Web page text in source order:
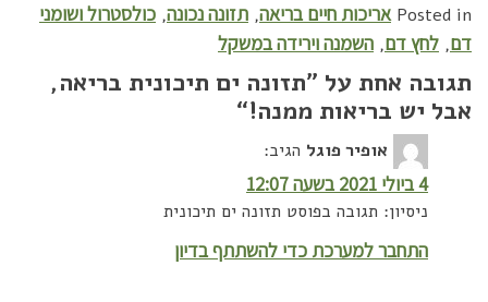
Posted in אריכות חיים בריאה, תזונה נכונה, כולסטרול ושומני
דם, לחץ דם, השמנה וירידה במשקל
תגובה אחת על ”תזונה ים תיכונית בריאה,
אבל יש בריאות ממנה!“
אופיר פוגל הגיב:
4 ביולי 2021 בשעה 12:07
ניסיון: תגובה בפוסט תזונה ים תיכונית
התחבר למערכת כדי להשתתף בדיון